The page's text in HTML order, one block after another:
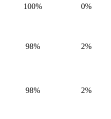
100% 0%
98% 2%
98% 2%